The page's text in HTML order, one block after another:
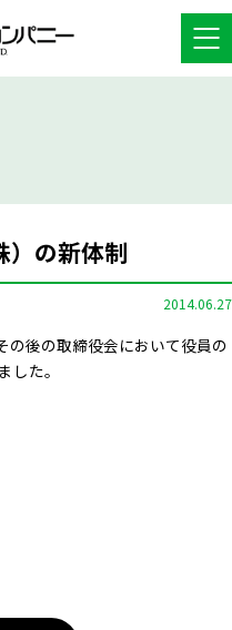
）の新体制
2014.06.27
後の取締役会において役員の
した。